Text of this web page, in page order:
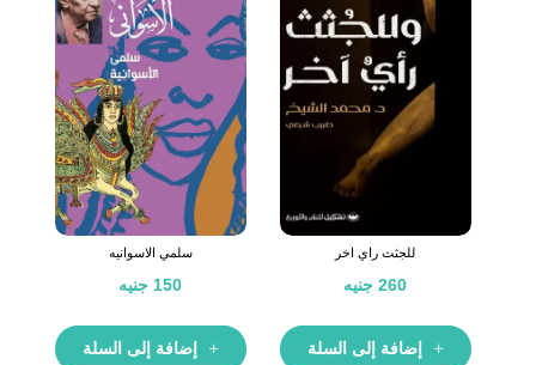
للجثث راي اخر
260 جنيه
إضافة إلى السلة
سلمي الاسوانيه
150 جنيه
إضافة إلى السلة